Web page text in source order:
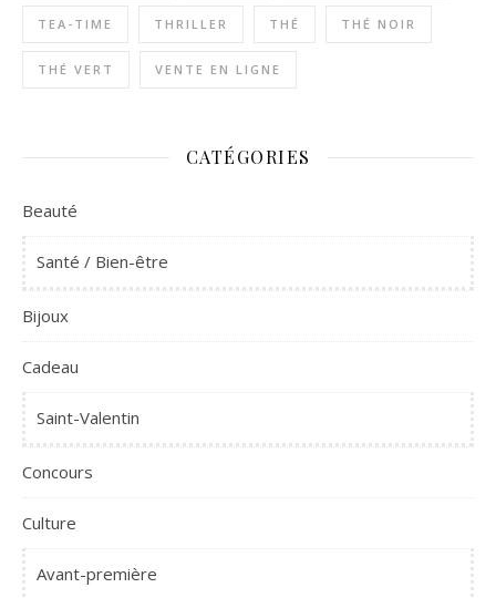
TEA-TIME THRILLER THÉ THÉ NOIR
THÉ VERT VENTE EN LIGNE
CATÉGORIES
Beauté
Santé / Bien-être
Bijoux
Cadeau
Saint-Valentin
Concours
Culture
Avant-première